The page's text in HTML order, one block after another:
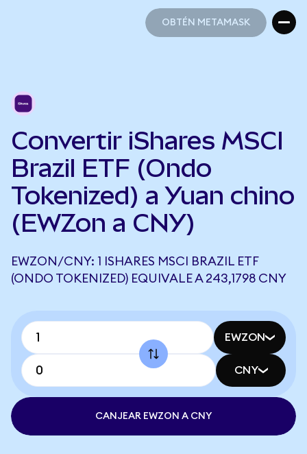
OBTÉN METAMASK
Convertir iShares MSCI
Brazil ETF (Ondo
Tokenized) a Yuan chino
(EWZon a CNY)
EWZON/CNY: 1 ISHARES MSCI BRAZIL ETF
(ONDO TOKENIZED) EQUIVALE A 243,1798 CNY
EWZON
CNY
CANJEAR EWZON A CNY